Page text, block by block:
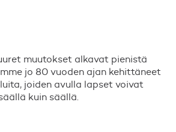
muutokset alkavat pienistä
jo 80 vuoden ajan kehittäneet
joiden avulla lapset voivat
kuin säällä.